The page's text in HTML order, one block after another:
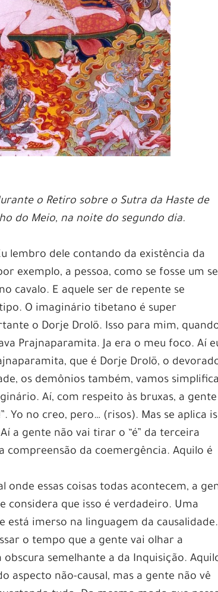
o Retiro sobre o Sutra da Haste de
do Meio, na noite do segundo dia.
lembro dele contando da existência da
exemplo, a pessoa, como se fosse um
cavalo. E aquele ser de repente se
O imaginário tibetano é super
o Dorje Drolö. Isso para mim,
Prajnaparamita. Ja era o meu foco. Aí
que é Dorje Drolö, o
os demônios também, vamos
Aí, com respeito às bruxas, a
Yo no creo, pero… (risos). Mas se aplica
a gente não vai tirar o “é” da terceira
da coemergência. Aquilo é
essas coisas todas acontecem, a
considera que isso é verdadeiro. Uma
está imerso na linguagem da
o tempo que a gente vai olhar a
semelhante a da Inquisição.
aspecto não-causal, mas a gente não vê